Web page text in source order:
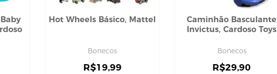
Hot Wheels Básico, Mattel
Bonecos
R$19,99
Caminhão Basculante
Invictus, Cardoso Toys
Bonecos
R$29,90